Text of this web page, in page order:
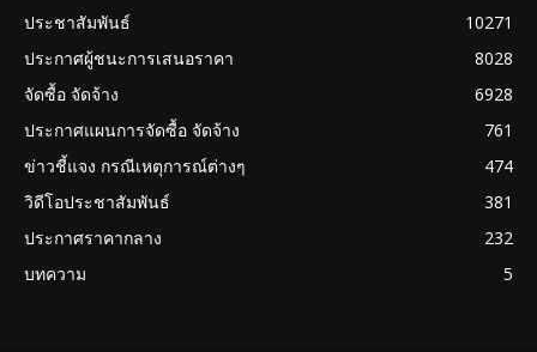
ประชาสัมพันธ์
10271
ประกาศผู้ชนะการเสนอราคา
8028
จัดซื้อ จัดจ้าง
6928
ประกาศแผนการจัดซื้อ จัดจ้าง
761
ข่าวชี้แจง กรณีเหตุการณ์ต่างๆ
474
วิดีโอประชาสัมพันธ์
381
ประกาศราคากลาง
232
บทความ
5